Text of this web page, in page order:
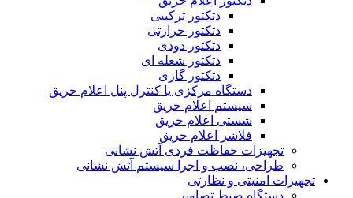
دتکتور ترکیبی
دتکتور حرارتی
دتکتور دودی
دتکتور شعله ای
دتکتور گازی
دستگاه مرکزی یا کنترل پنل اعلام حریق
سیستم اعلام حریق
شستی اعلام حریق
فلاشر اعلام حریق
تجهیزات حفاظت فردی آتش نشانی
طراحی، نصب و اجرا سیستم آتش نشانی
تجهیزات امنیتی و نظارتی